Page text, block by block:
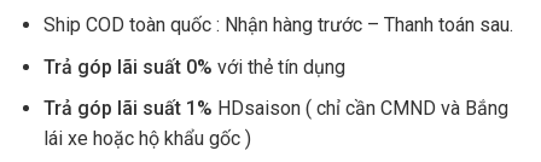
Ship COD toàn quốc : Nhận hàng trước – Thanh toán sau.
Trả góp lãi suất 0% với thẻ tín dụng
Trả góp lãi suất 1% HDsaison ( chỉ cần CMND và Bắng
lái xe hoặc hộ khẩu gốc )